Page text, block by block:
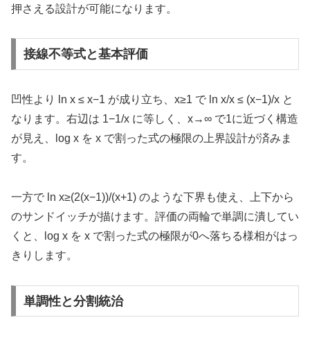
押さえる設計が可能になります。
接線不等式と基本評価
凹性より ln x ≤ x−1 が成り立ち、x≥1 で ln x/x ≤ (x−1)/x と
なります。右辺は 1−1/x に等しく、x→∞ で1に近づく構造
が見え、log x を x で割った式の極限の上界設計が済みま
す。
一方で ln x≥(2(x−1))/(x+1) のような下界も使え、上下から
のサンドイッチが描けます。評価の両輪で単調に潰してい
くと、log x を x で割った式の極限が0へ落ちる様相がはっ
きりします。
単調性と分割統治